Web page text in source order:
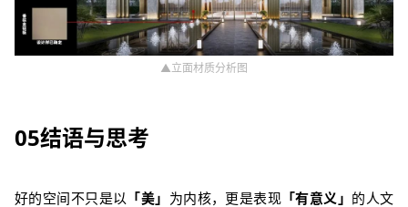
▲立面材质分析图
05结语与思考
好的空间不只是以 「美」 为内核，更是表现 「有意义」 的人文